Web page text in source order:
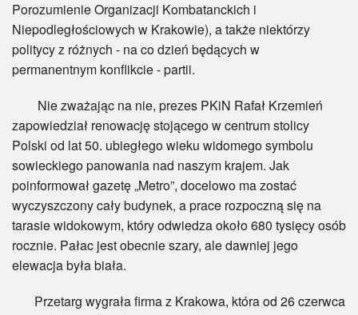
Zaproszenia
Porozumienie Organizacji Kombatanckich i
Niepodległościowych w Krakowie), a także niektórzy
politycy z różnych - na co dzień będących w
permanentnym konflikcie - partii.
Nie zważając na nie, prezes PKiN Rafał Krzemień
zapowiedział renowację stojącego w centrum stolicy
Polski od lat 50. ubiegłego wieku widomego symbolu
sowieckiego panowania nad naszym krajem. Jak
poinformował gazetę „Metro”, docelowo ma zostać
wyczyszczony cały budynek, a prace rozpoczną się na
tarasie widokowym, który odwiedza około 680 tysięcy osób
rocznie. Pałac jest obecnie szary, ale dawniej jego
elewacja była biała.
Przetarg wygrała firma z Krakowa, która od 26 czerwca